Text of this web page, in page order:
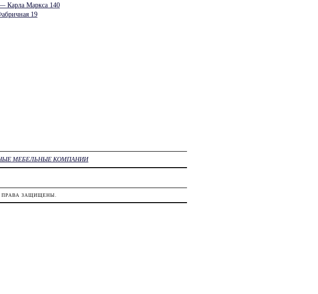
Карла Маркса 140
19
МЕБЕЛЬНЫЕ КОМПАНИИ
ЗАЩИЩЕНЫ.